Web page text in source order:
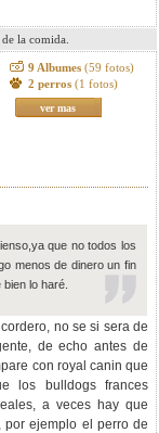
la comida.
9 Albumes (59 fotos)
2 perros (1 fotos)
ver mas
que no todos los
menos de dinero un fin
lo haré.
no se si sera de
de echo antes de
con royal canin que
los bulldogs frances
a veces hay que
por ejemplo el perro de